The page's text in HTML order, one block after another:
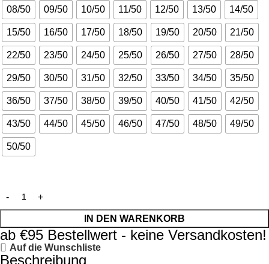
08/50 09/50 10/50 11/50 12/50 13/50 14/50
15/50 16/50 17/50 18/50 19/50 20/50 21/50
22/50 23/50 24/50 25/50 26/50 27/50 28/50
29/50 30/50 31/50 32/50 33/50 34/50 35/50
36/50 37/50 38/50 39/50 40/50 41/50 42/50
43/50 44/50 45/50 46/50 47/50 48/50 49/50
50/50
IN DEN WARENKORB
ab €95 Bestellwert - keine Versandkosten!
Auf die Wunschliste
Beschreibung